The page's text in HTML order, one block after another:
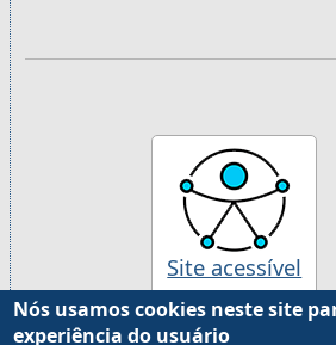
Site acessível
Desenvolvido pela Justiça Federal da 2ª
Nós usamos cookies neste site
experiência do usuário